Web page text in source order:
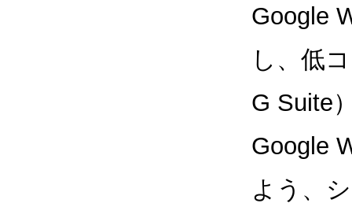
Google
し、低
G Suite
Google
よう、